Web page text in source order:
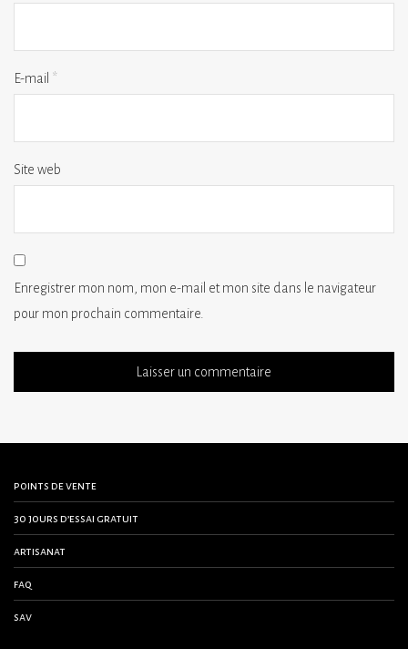
E-mail *
Site web
Enregistrer mon nom, mon e-mail et mon site dans le navigateur
pour mon prochain commentaire.
points de vente
30 jours d’essai gratuit
artisanat
faq
sav